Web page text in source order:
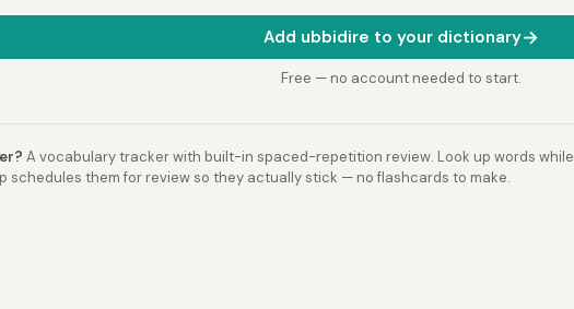
Add ubbidire to your dictionary→
Free — no account needed to start.
A vocabulary tracker with built-in spaced-repetition review. Look up words while
schedules them for review so they actually stick — no flashcards to make.